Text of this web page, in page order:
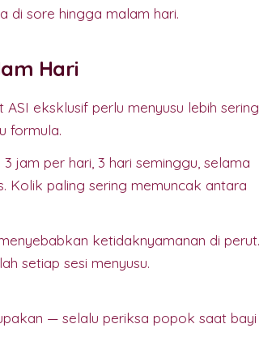
di sore hingga malam hari.
Hari
eksklusif perlu menyusu lebih sering
formula.
jam per hari, 3 hari seminggu, selama
Kolik paling sering memuncak antara
ketidaknyamanan di perut.
setiap sesi menyusu.
— selalu periksa popok saat bayi